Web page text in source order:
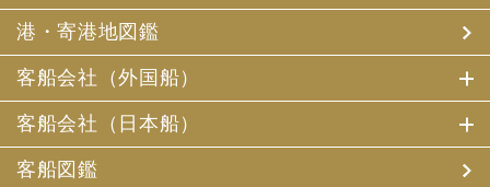
ていただくほか、お客様がお申込みいただいた旅行におい
て運送・宿泊機関等（主要な運送・宿泊機関等について契
約書面に記載されています）の提供する旅行サービスの手
配及びそれらのサービスの受領のための手続、また旅行代
きます。
その他、当社は、
(1) 当社及び当社の提携する企業の商品やサービス、キャ
ンペーンのご案内
港・寄港地図鑑
客船会社（外国船）
客船会社（日本船）
客船図鑑